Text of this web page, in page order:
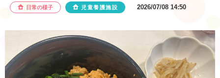
日常の様子 児童養護施設 2026/07/08 14:50